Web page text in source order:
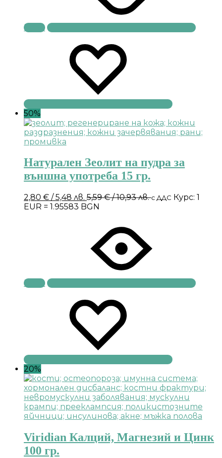
Купи
50%
Натурален Зеолит на пудра за
външна употреба 15 гр.
2,80 € / 5,48 лв. 5,59€/ 10,93 лв.с ДДС Курс: 1
EUR = 1.95583 BGN
Купи
20%
Viridian Калций, Магнезий и Цинк
100 гр.